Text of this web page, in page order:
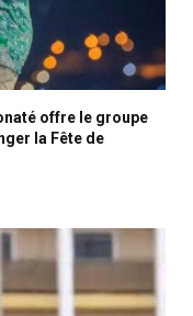
offre le groupe
la Fête de